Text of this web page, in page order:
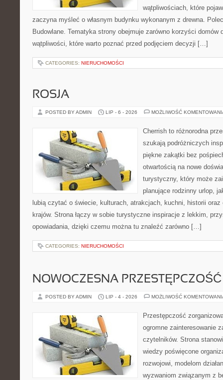
wątpliwościach, które
zaczyna myśleć o własnym budynku wykonanym z drewna.
Budowlane. Tematyka strony obejmuje zarówno korzyści domów
wątpliwości, które warto poznać przed podjęciem decyzji […]
CATEGORIES: NIERUCHOMOŚCI
ROSJA
POSTED BY ADMIN LIP - 6 - 2026 MOŻLIWOŚĆ
Cherrish to różnorodna
szukają podróżniczych
piękne zakątki bez
otwartością na nowe
turystyczny, który może
planujące rodzinny urlop,
lubią czytać o świecie, kulturach, atrakcjach, kuchni, historii
krajów. Strona łączy w sobie turystyczne inspiracje z lekkim,
opowiadania, dzięki czemu można tu znaleźć zarówno […]
CATEGORIES: NIERUCHOMOŚCI
NOWOCZESNA PRZESTĘPCZOŚĆ
POSTED BY ADMIN LIP - 4 - 2026 MOŻLIWOŚĆ
Przestępczość
ogromne zainteresowanie
czytelników. Strona
wiedzy poświęcone
rozwojowi, modelom
wyzwaniom związanym z